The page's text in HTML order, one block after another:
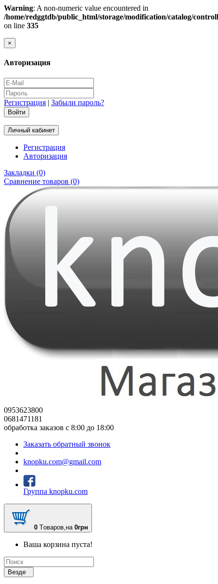
Warning: A non-numeric value encountered in
/home/redggtdb/public_html/storage/modification/catalog/
on line 335
×
Авторизация
Регистрация | Забыли пароль?
Личный кабинет
Регистрация
Авторизация
Закладки (0)
Сравнение товаров (0)
0953623800
0681471181
обработка заказов с 8:00 до 18:00
Заказать обратный звонок
knopku.com@gmail.com
Группа knopku.com
0 Tоваров, на 0грн
Ваша корзина пуста!
Везде